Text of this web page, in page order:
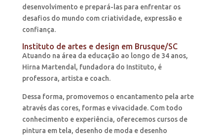
desenvolvimento e prepará-las para enfrentar os
desafios do mundo com criatividade, expressão e
confiança.
Instituto de artes e design em Brusque/SC
Atuando na área da educação ao longo de 34 anos,
Hirna Martendal, fundadora do Instituto, é
professora, artista e coach.
Dessa forma, promovemos o encantamento pela arte
através das cores, formas e vivacidade. Com todo
conhecimento e experiência, oferecemos cursos de
pintura em tela, desenho de moda e desenho